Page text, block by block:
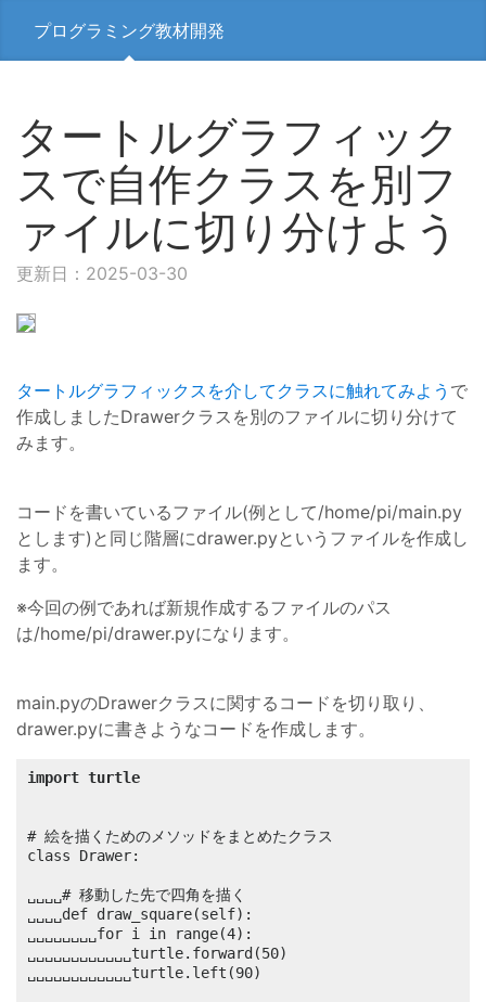
プログラミング教材開発
タートルグラフィック
スで自作クラスを別フ
ァイルに切り分けよう
更新日：2025-03-30
タートルグラフィックスを介してクラスに触れてみよう で
作成しましたDrawerクラスを別のファイルに切り分けて
みます。
コードを書いているファイル(例として/home/pi/main.py
とします)と同じ階層にdrawer.pyというファイルを作成し
ます。
※今回の例であれば新規作成するファイルのパス
は/home/pi/drawer.pyになります。
main.pyのDrawerクラスに関するコードを切り取り、
drawer.pyに書きようなコードを作成します。
import turtle
# 絵を描くためのメソッドをまとめたクラス
class Drawer:
␣␣␣␣# 移動した先で四角を描く
␣␣␣␣def draw_square(self):
␣␣␣␣␣␣␣␣for i in range(4):
␣␣␣␣␣␣␣␣␣␣␣␣turtle.forward(50)
␣␣␣␣␣␣␣␣␣␣␣␣turtle.left(90)